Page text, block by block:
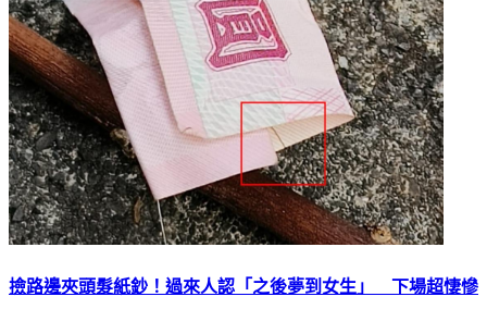
撿路邊夾頭髮紙鈔！過來人認「之後夢到女生」 下場超悽慘